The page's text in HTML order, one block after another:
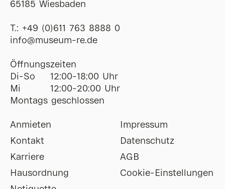
65185 Wiesbaden
T.: +49 (0)611 763 8888 0
ofni@museum-re de
Öffnungszeiten
Di-So
12:00-18:00 Uhr
Mi
12:00-20:00 Uhr
Montags geschlossen
Anmieten
Kontakt
Karriere
Hausordnung
Impressum
Datenschutz
AGB
Cookie-Einstellungen